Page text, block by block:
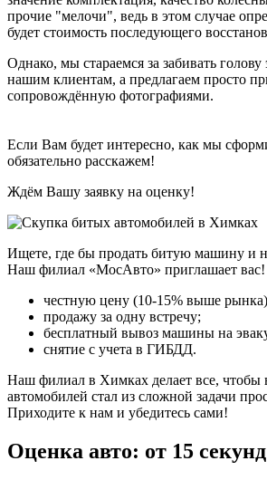
прочие "мелочи", ведь в этом случае
будет стоимость последующего
Однако, мы стараемся за забивать
нашим клиентам, а предлагаем просто
сопровождённую фотографиями.
Если Вам будет интересно, как мы
обязательно расскажем!
Ждём Вашу заявку на оценку!
Ищете, где бы продать битую машину и
Наш филиал «МосАвто» приглашает
честную цену (10-15% выше
продажу за одну встречу;
бесплатный вывоз машины на
снятие с учета в ГИБДД.
Наш филиал в Химках делает все,
автомобилей стал из сложной задачи
Приходите к нам и убедитесь сами!
Оценка авто: от 15